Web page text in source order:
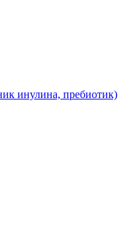
инулина, пребиотик)